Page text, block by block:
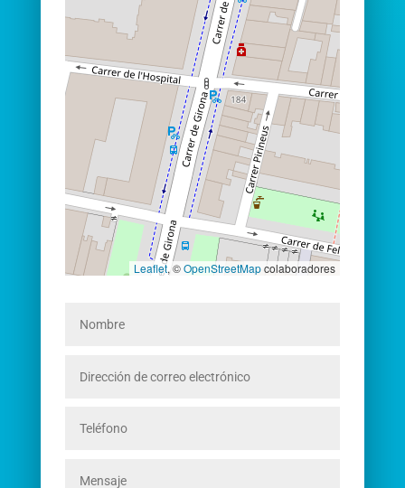
Leaflet, ©OpenStreetMapcolaboradores